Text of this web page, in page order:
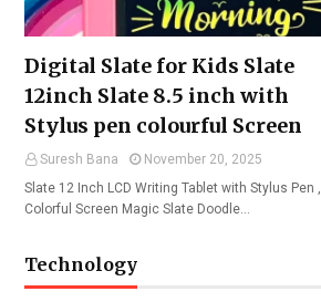
Digital Slate for Kids Slate
12inch Slate 8.5 inch with
Stylus pen colourful Screen
Suresh Bana
November 20, 2025
Slate 12 Inch LCD Writing Tablet with Stylus Pen ,
Colorful Screen Magic Slate Doodle…
Technology